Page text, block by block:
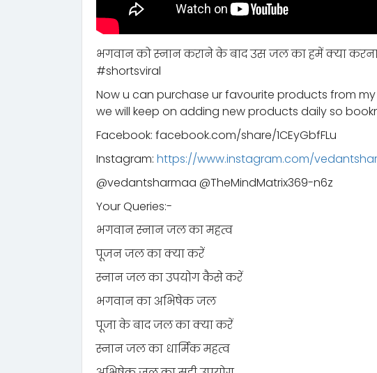
भगवान को स्नान कराने के बाद उस जल का हमें क्या
#shortsviral
Now u can purchase ur favourite products from
we will keep on adding new products daily so
Facebook: facebook.com/share/1CEyGbfFLu
Instagram: https://www.instagram.com/
‪@vedantsharmaa‬ ‪@TheMindMatrix369-n6z‬
Your Queries:-
भगवान स्नान जल का महत्व
पूजन जल का क्या करें
स्नान जल का उपयोग कैसे करें
भगवान का अभिषेक जल
पूजा के बाद जल का क्या करें
स्नान जल का धार्मिक महत्व